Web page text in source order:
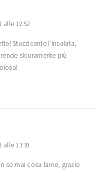
alle 12:52
Stuzzicante l’insalata,
sicuramente più
alle 13:39
so mai cosa farne, grazie